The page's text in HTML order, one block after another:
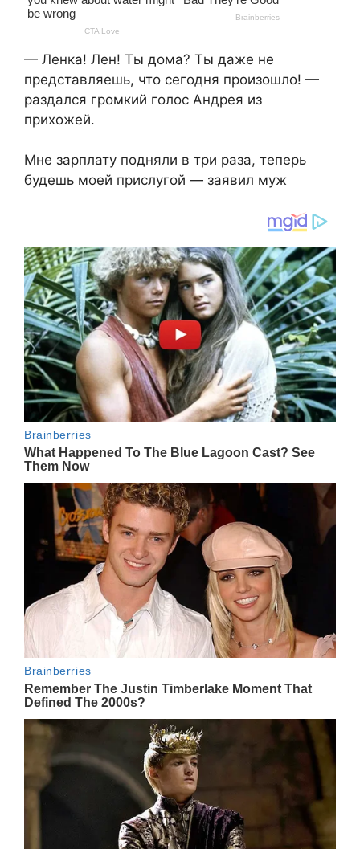
— Ленка! Лен! Ты дома? Ты даже не
представляешь, что сегодня произошло! —
раздался громкий голос Андрея из
прихожей.
Мне зарплату подняли в три раза, теперь
будешь моей прислугой — заявил муж